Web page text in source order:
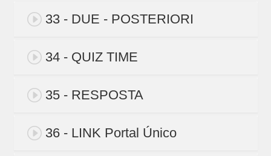
33 - DUE - POSTERIORI
34 - QUIZ TIME
35 - RESPOSTA
36 - LINK Portal Único